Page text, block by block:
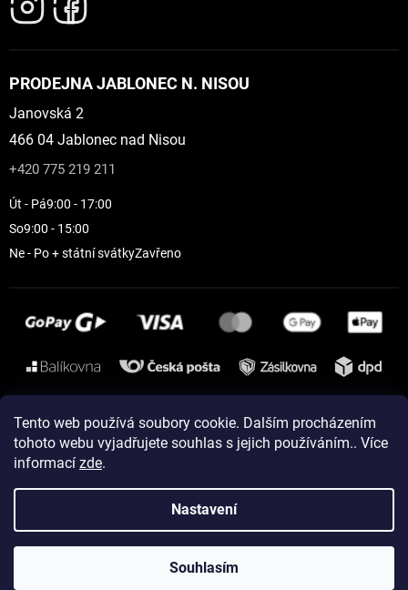
Tento web používá soubory cookie. Dalším procházením
tohoto webu vyjadřujete souhlas s jejich používáním.. Více
informací zde.
Nastavení
Souhlasím
PRODEJNA JABLONEC N. NISOU
Janovská 2
466 04 Jablonec nad Nisou
+420 775 219 211
Út - Pá9:00 - 17:00
So9:00 - 15:00
Ne - Po + státní svátkyZavřeno
Instagram
Vytvořil Shoptet
Copyright 2026ELEVEN sportswear. Všechna práva vyhrazena.
Upravit nastavení cookies